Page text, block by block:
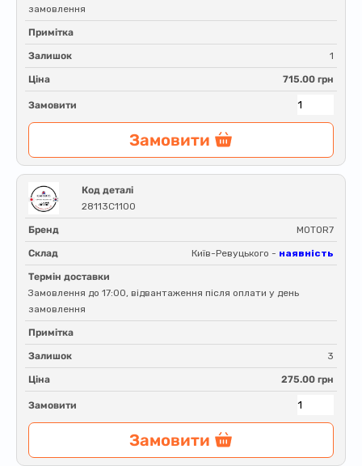
замовлення
Примітка
Залишок 1
Ціна 715.00 грн
Замовити
Замовити
Код деталі
28113C1100
Бренд MOTOR7
Склад Київ-Ревуцького - наявність
Термін доставки
Замовлення до 17:00, відвантаження після оплати у день
замовлення
Примітка
Залишок 3
Ціна 275.00 грн
Замовити
Замовити